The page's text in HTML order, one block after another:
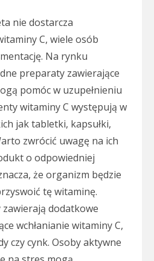
nie dostarcza
C, wiele osób
Na rynku
preparaty zawierające
pomóc w uzupełnieniu
witaminy C występują w
jak tabletki, kapsułki,
zwrócić uwagę na ich
o odpowiedniej
że organizm będzie
tę witaminę.
dodatkowe
wchłanianie witaminy C,
czy cynk. Osoby aktywne